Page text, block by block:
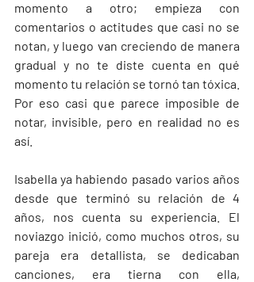
momento a otro; empieza con
comentarios o actitudes que casi no se
notan, y luego van creciendo de manera
gradual y no te diste cuenta en qué
momento tu relación se tornó tan tóxica.
Por eso casi que parece imposible de
notar, invisible, pero en realidad no es
así.
Isabella ya habiendo pasado varios años
desde que terminó su relación de 4
años, nos cuenta su experiencia. El
noviazgo inició, como muchos otros, su
pareja era detallista, se dedicaban
canciones, era tierna con ella,